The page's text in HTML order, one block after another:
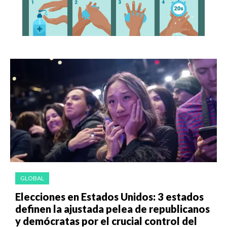
GLOBAL
Elecciones en Estados Unidos: 3 estados
definen la ajustada pelea de republicanos
y demócratas por el crucial control del